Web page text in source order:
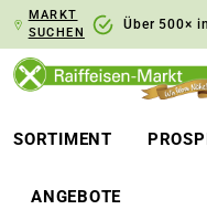
Zur
MARKT
SUCHEN
Über 500×
SORTIMENT
ANGEBOTE